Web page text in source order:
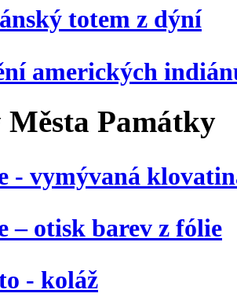
totem z dýní
amerických
Města Památky
- vymývaná
– otisk barev z fólie
- koláž